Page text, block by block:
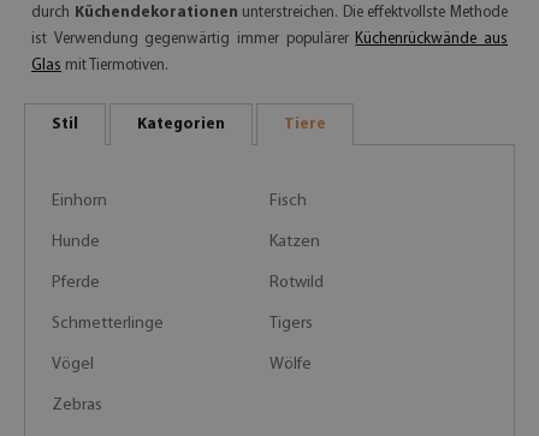
durch
Küchendekorationen unterstreichen. Die effektvollste Methode
ist Verwendung gegenwärtig immer populärer Küchenrückwände aus
Glas mit Tiermotiven.
Stil Kategorien Tiere
Einhorn Fisch
Hunde Katzen
Pferde Rotwild
Schmetterlinge Tigers
Vögel Wölfe
Zebras